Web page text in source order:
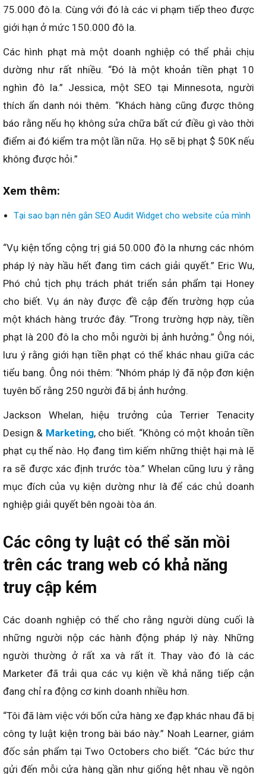
75.000 đô la. Cùng với đó là các vi phạm tiếp theo được
giới hạn ở mức 150.000 đô la.
Các hình phạt mà một doanh nghiệp có thể phải chịu
dường như rất nhiều. “Đó là một khoản tiền phạt 10
nghìn đô la.” Jessica, một SEO tại Minnesota, người
thích ẩn danh nói thêm. “Khách hàng cũng được thông
báo rằng nếu họ không sửa chữa bất cứ điều gì vào thời
điểm ai đó kiểm tra một lần nữa. Họ sẽ bị phạt $ 50K nếu
không được hỏi.”
Xem thêm:
Tại sao bạn nên gắn SEO Audit Widget cho website của mình
“Vụ kiện tổng cộng trị giá 50.000 đô la nhưng các nhóm
pháp lý này hầu hết đang tìm cách giải quyết.” Eric Wu,
Phó chủ tịch phụ trách phát triển sản phẩm tại Honey
cho biết. Vụ án này được đề cập đến trường hợp của
một khách hàng trước đây. “Trong trường hợp này, tiền
phạt là 200 đô la cho mỗi người bị ảnh hưởng.” Ông nói,
lưu ý rằng giới hạn tiền phạt có thể khác nhau giữa các
tiểu bang. Ông nói thêm: “Nhóm pháp lý đã nộp đơn kiện
tuyên bố rằng 250 người đã bị ảnh hưởng.
Jackson Whelan, hiệu trưởng của Terrier Tenacity
Design & Marketing, cho biết. “Không có một khoản tiền
phạt cụ thể nào. Họ đang tìm kiếm những thiệt hại mà lẽ
ra sẽ được xác định trước tòa.” Whelan cũng lưu ý rằng
mục đích của vụ kiện dường như là để các chủ doanh
nghiệp giải quyết bên ngoài tòa án.
Các công ty luật có thể săn mồi
trên các trang web có khả năng
truy cập kém
Các doanh nghiệp có thể cho rằng người dùng cuối là
những người nộp các hành động pháp lý này. Những
người thường ở rất xa và rất ít. Thay vào đó là các
Marketer đã trải qua các vụ kiện về khả năng tiếp cận
đang chỉ ra động cơ kinh doanh nhiều hơn.
“Tôi đã làm việc với bốn cửa hàng xe đạp khác nhau đã bị
công ty luật kiện trong bài báo này.” Noah Learner, giám
đốc sản phẩm tại Two Octobers cho biết. “Các bức thư
gửi đến mỗi cửa hàng gần như giống hệt nhau về ngôn